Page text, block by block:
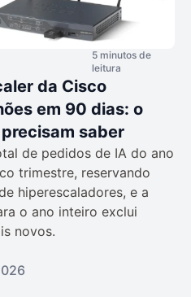
5 minutos de
leitura
da Cisco
em 90 dias: o
saber
de pedidos de IA do ano
trimestre, reservando
hiperescaladores, e a
o ano inteiro exclui
novos.